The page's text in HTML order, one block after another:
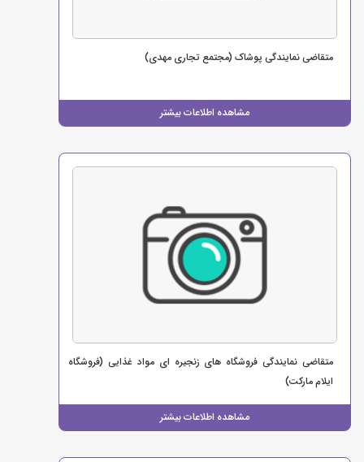
مشاهده اطلاعات بیشتر
متقاضی نمایندگی پوشاک (مجتمع تجاری مهدی)
مشاهده اطلاعات بیشتر
متقاضی نمایندگی فروشگاه های زنجیره ای مواد غذایی (فروشگاه
ایلام مارکت)